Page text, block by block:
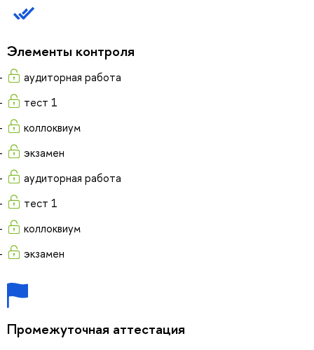
Элементы контроля
аудиторная работа
тест 1
коллоквиум
экзамен
аудиторная работа
тест 1
коллоквиум
экзамен
Промежуточная аттестация